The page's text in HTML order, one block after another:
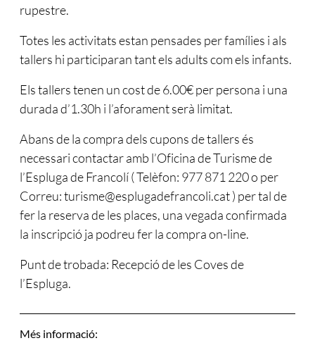
rupestre.
Totes les activitats estan pensades per famílies i als
tallers hi participaran tant els adults com els infants.
Els tallers tenen un cost de 6.00€ per persona i una
durada d’1.30h i l’aforament serà limitat.
Abans de la compra dels cupons de tallers és
necessari contactar amb l’Oficina de Turisme de
l’Espluga de Francolí ( Telèfon: 977 871 220 o per
Correu:turisme@esplugadefrancoli.cat) per tal de
fer la reserva de les places, una vegada confirmada
la inscripció ja podreu fer la compra on-line.
Punt de trobada: Recepció de les Coves de
l’Espluga.
Més informació: